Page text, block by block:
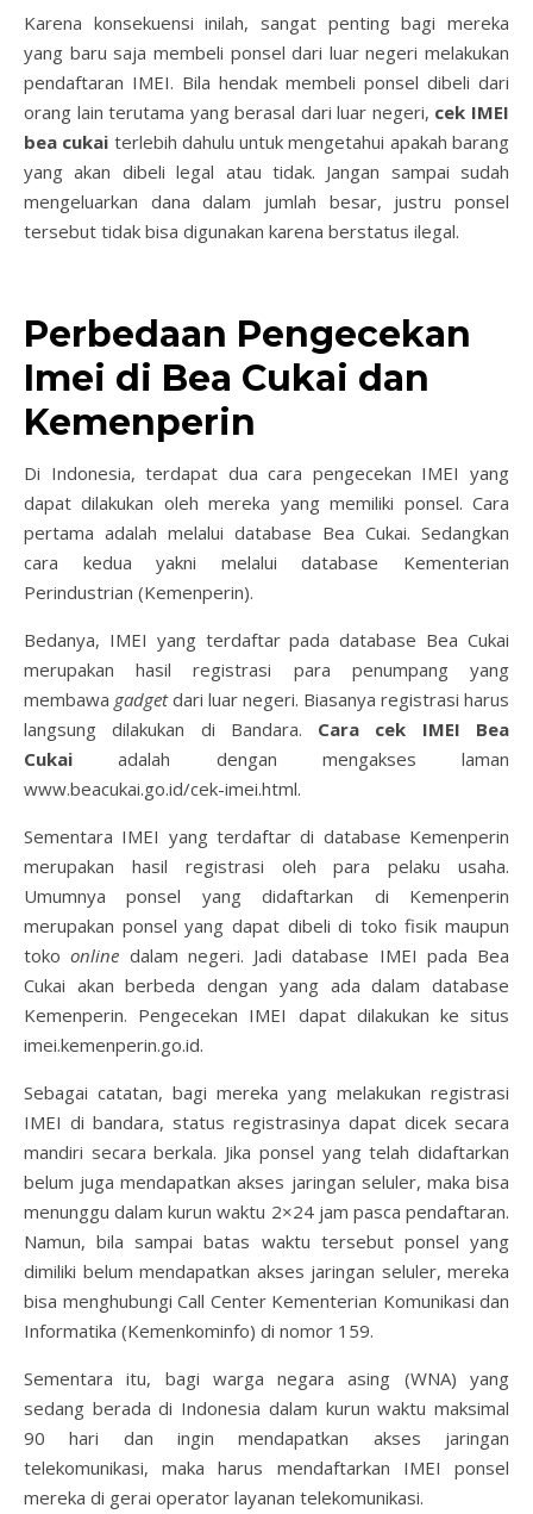
Karena konsekuensi inilah, sangat penting bagi mereka
yang baru saja membeli ponsel dari luar negeri melakukan
pendaftaran IMEI. Bila hendak membeli ponsel dibeli dari
orang lain terutama yang berasal dari luar negeri, cek IMEI
bea cukai terlebih dahulu untuk mengetahui apakah barang
yang akan dibeli legal atau tidak. Jangan sampai sudah
mengeluarkan dana dalam jumlah besar, justru ponsel
tersebut tidak bisa digunakan karena berstatus ilegal.
Perbedaan Pengecekan
Imei di Bea Cukai dan
Kemenperin
Di Indonesia, terdapat dua cara pengecekan IMEI yang
dapat dilakukan oleh mereka yang memiliki ponsel. Cara
pertama adalah melalui database Bea Cukai. Sedangkan
cara kedua yakni melalui database Kementerian
Perindustrian (Kemenperin).
Bedanya, IMEI yang terdaftar pada database Bea Cukai
merupakan hasil registrasi para penumpang yang
membawa gadgetdari luar negeri. Biasanya registrasi harus
langsung dilakukan di Bandara. Cara cek IMEI Bea
Cukai adalah dengan mengakses laman
www.beacukai.go.id/cek-imei.html.
Sementara IMEI yang terdaftar di database Kemenperin
merupakan hasil registrasi oleh para pelaku usaha.
Umumnya ponsel yang didaftarkan di Kemenperin
merupakan ponsel yang dapat dibeli di toko fisik maupun
tokoonline dalam negeri. Jadi database IMEI pada Bea
Cukai akan berbeda dengan yang ada dalam database
Kemenperin. Pengecekan IMEI dapat dilakukan ke situs
imei.kemenperin.go.id.
Sebagai catatan, bagi mereka yang melakukan registrasi
IMEI di bandara, status registrasinya dapat dicek secara
mandiri secara berkala. Jika ponsel yang telah didaftarkan
belum juga mendapatkan akses jaringan seluler, maka bisa
menunggu dalam kurun waktu 2×24 jam pasca pendaftaran.
Namun, bila sampai batas waktu tersebut ponsel yang
dimiliki belum mendapatkan akses jaringan seluler, mereka
bisa menghubungi Call Center Kementerian Komunikasi dan
Informatika (Kemenkominfo) di nomor 159.
Sementara itu, bagi warga negara asing (WNA) yang
sedang berada di Indonesia dalam kurun waktu maksimal
90 hari dan ingin mendapatkan akses jaringan
telekomunikasi, maka harus mendaftarkan IMEI ponsel
mereka di gerai operator layanan telekomunikasi.